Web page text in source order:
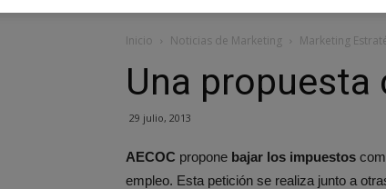
Inicio Noticias de Marketing Marketing
Una
29 julio, 2013
AECOC propone bajar los impuestos
empleo. Esta petición se realiza junto a